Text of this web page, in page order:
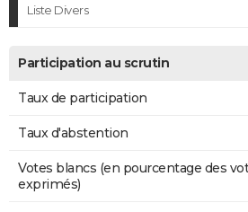
Liste Divers
Participation au scrutin
Taux de participation
Taux d'abstention
Votes blancs (en pourcentage des
exprimés)